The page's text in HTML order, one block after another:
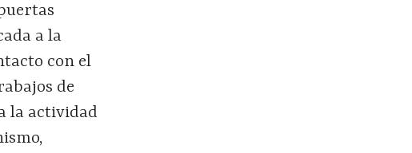
a la
con el
de
la actividad